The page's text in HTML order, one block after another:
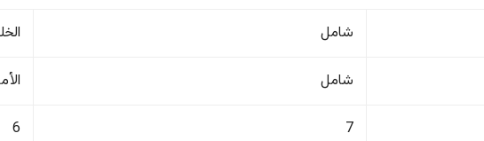
شامل
شامل
7
6